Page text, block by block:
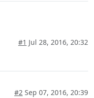
#1 Jul 28, 2016, 20:32
#2 Sep 07, 2016, 20:39